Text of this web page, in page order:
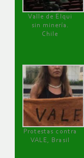
Valle de Elqui
sin minería.
Chile
Protestas contra
VALE, Brasil